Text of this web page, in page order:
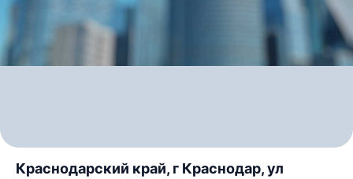
Краснодарский край, г Краснодар, ул